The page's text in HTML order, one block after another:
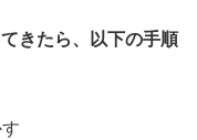
きたら、以下の手順